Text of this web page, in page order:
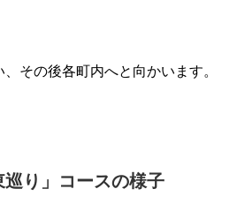
その後各町内へと向かいます。
巡り」コースの様子